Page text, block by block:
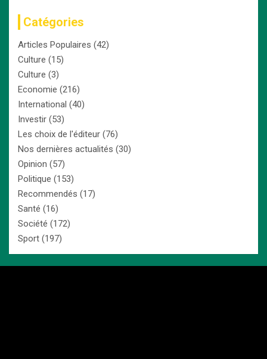
Catégories
Articles Populaires (42)
Culture (15)
Culture (3)
Economie (216)
International (40)
Investir (53)
Les choix de l'éditeur (76)
Nos dernières actualités (30)
Opinion (57)
Politique (153)
Recommendés (17)
Santé (16)
Société (172)
Sport (197)